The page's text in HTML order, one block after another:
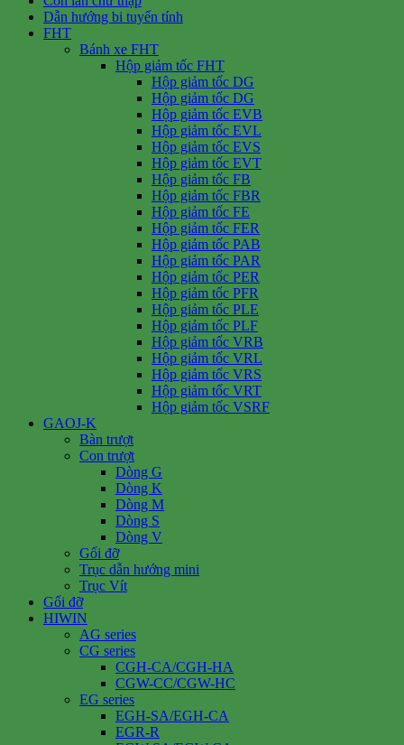
Dẫn hướng bi tuyến tính
FHT
Bánh xe FHT
Hộp giảm tốc FHT
Hộp giảm tốc DG
Hộp giảm tốc DG
Hộp giảm tốc EVB
Hộp giảm tốc EVL
Hộp giảm tốc EVS
Hộp giảm tốc EVT
Hộp giảm tốc FB
Hộp giảm tốc FBR
Hộp giảm tốc FE
Hộp giảm tốc FER
Hộp giảm tốc PAB
Hộp giảm tốc PAR
Hộp giảm tốc PER
Hộp giảm tốc PFR
Hộp giảm tốc PLE
Hộp giảm tốc PLF
Hộp giảm tốc VRB
Hộp giảm tốc VRL
Hộp giảm tốc VRS
Hộp giảm tốc VRT
Hộp giảm tốc VSRF
GAOJ-K
Bàn trượt
Con trượt
Dòng G
Dòng K
Dòng M
Dòng S
Dòng V
Gối đỡ
Trục dẫn hướng mini
Trục Vít
Gối đỡ
HIWIN
AG series
CG series
CGH-CA/CGH-HA
CGW-CC/CGW-HC
EG series
EGH-SA/EGH-CA
EGR-R